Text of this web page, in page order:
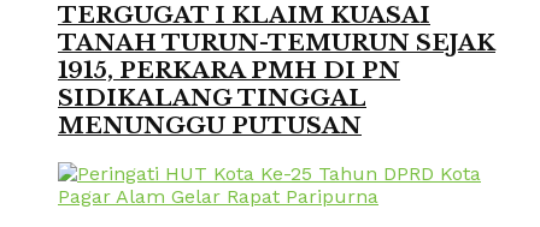
TERGUGAT I KLAIM KUASAI
TANAH TURUN-TEMURUN SEJAK
1915, PERKARA PMH DI PN
SIDIKALANG TINGGAL
MENUNGGU PUTUSAN